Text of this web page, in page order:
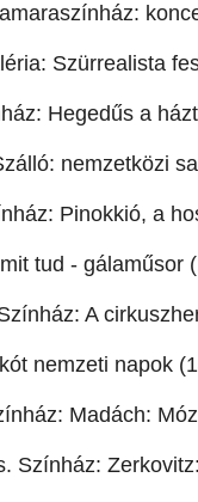
Szürrealista
Hegedűs a
nemzetközi
Pinokkió, a
tud - gálaműsor
A
nemzeti napok
Madách:
Színház: